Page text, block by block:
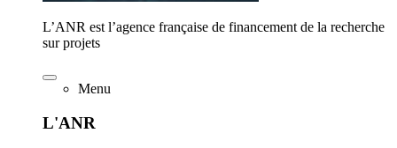
L’ANR est l’agence française de financement de la recherche
sur projets
Menu
L'ANR